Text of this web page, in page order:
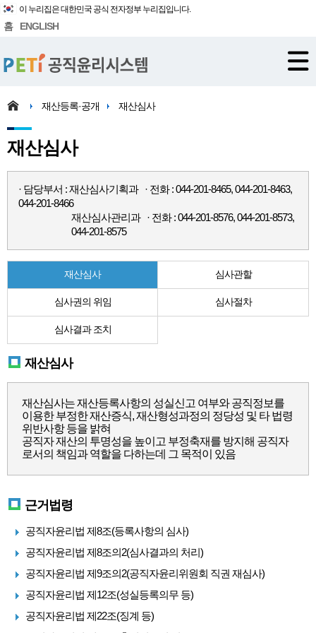
이 누리집은 대한민국 공식 전자정부 누리집입니다.
홈 ENGLISH
재산등록·공개 재산심사
재산심사
· 담당부서 : 재산심사기획과 · 전화 : 044-201-8465, 044-201-8463,
044-201-8466
재산심사관리과 · 전화 : 044-201-8576, 044-201-8573,
044-201-8575
재산심사 심사관할
심사권의 위임 심사절차
심사결과 조치
재산심사
재산심사는 재산등록사항의 성실신고 여부와 공직정보를
이용한 부정한 재산증식, 재산형성과정의 정당성 및 타 법령
위반사항 등을 밝혀
공직자 재산의 투명성을 높이고 부정축재를 방지해 공직자
로서의 책임과 역할을 다하는데 그 목적이 있음
근거법령
공직자윤리법 제8조(등록사항의 심사)
공직자윤리법 제8조의2(심사결과의 처리)
공직자윤리법 제9조의2(공직자윤리위원회 직권 재심사)
공직자윤리법 제12조(성실등록의무 등)
공직자윤리법 제22조(징계 등)